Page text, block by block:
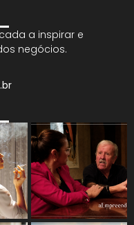
a inspirar e
negócios.